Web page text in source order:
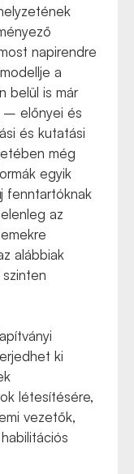
napirendre
a
belül is már
– előnyei és
és kutatási
még
egyik
fenntartóknak
az
alábbiak
ki
létesítésére,
vezetők,